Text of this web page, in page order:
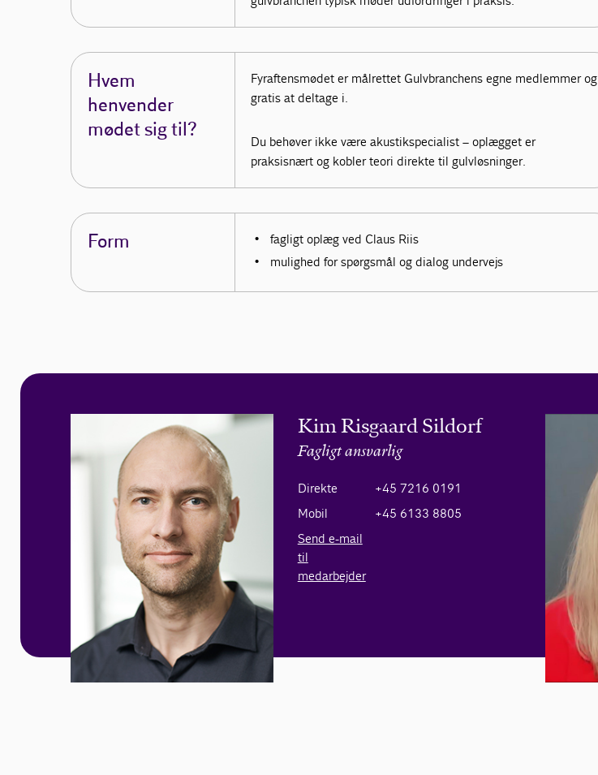
Hvem
henvender
mødet sig til?
Fyraftensmødet er målrettet Gulvbranchens egne medlemmer og
gratis at deltage i.
Du behøver ikke være akustikspecialist – oplægget er
praksisnært og kobler teori direkte til gulvløsninger.
Form
fagligt oplæg ved Claus Riis
mulighed for spørgsmål og dialog undervejs
Kim Risgaard Sildorf
Fagligt ansvarlig
Direkte
+45 7216 0191
Mobil
+45 6133 8805
Send e-mail
til
medarbejder